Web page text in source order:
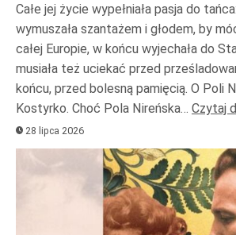
Całe jej życie wypełniała pasja do
wymuszała szantażem i głodem, by
całej Europie, w końcu wyjechała do
musiała też uciekać przed
końcu, przed bolesną pamięcią. O Poli
Kostyrko. Choć Pola Nireńska… Czytaj
28 lipca 2026
plików